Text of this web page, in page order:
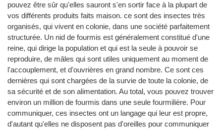
pouvez être sûr qu'elles sauront s'en sortir face à la plupart de
vos différents produits faits maison. ce sont des insectes très
organisés, qui vivent en colonie, dans une société parfaitement
structurée. Un nid de fourmis est généralement constitué d'une
reine, qui dirige la population et qui est la seule à pouvoir se
reproduire, de mâles qui sont utiles uniquement au moment de
l'accouplement, et d'ouvrières en grand nombre. Ce sont ces
dernières qui sont chargées de la survie de toute la colonie, de
sa sécurité et de son alimentation. Au total, vous pouvez trouver
environ un million de fourmis dans une seule fourmilière. Pour
communiquer, ces insectes ont un langage qui leur est propre,
d'autant qu'elles ne disposent pas d'oreilles pour communiquer